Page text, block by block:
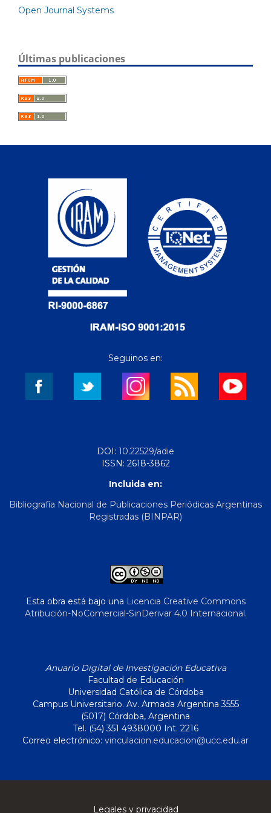
Open Journal Systems
Últimas publicaciones
Seguinos en:
DOI: 10.22529/adie
ISSN: 2618-3862
Incluida en:
Bibliografía Nacional de Publicaciones Periódicas Argentinas
Registradas (BINPAR)
Esta obra está bajo una Licencia Creative Commons
Atribución-NoComercial-SinDerivar 4.0 Internacional.
Anuario Digital de Investigación Educativa
Facultad de Educación
Universidad Católica de Córdoba
Campus Universitario. Av. Armada Argentina 3555
(5017) Córdoba, Argentina
Tel. (54) 351 4938000 Int. 2216
Correo electrónico: vinculacion.educacion@ucc.edu.ar
Legales y privacidad